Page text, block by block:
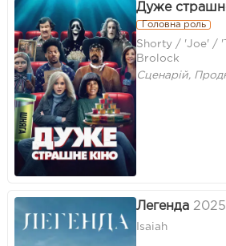
Дуже
Головна роль
Shorty / 'Joe' /
Brolock
Сценарій,
Легенда 2025
Isaiah